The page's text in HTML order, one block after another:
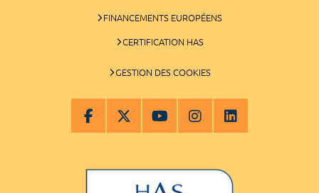
FINANCEMENTS EUROPÉENS
CERTIFICATION HAS
GESTION DES COOKIES